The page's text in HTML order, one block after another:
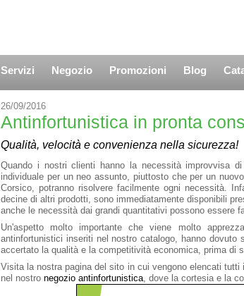
Servizi Negozio Promozioni Blog
26/09/2016
Antinfortunistica in pronta
Qualità, velocità e convenienza nella sicurezza!
Quando i nostri clienti hanno la necessità improvvisa
individuale per un neo assunto, piuttosto che per un
Corsico, potranno risolvere facilmente ogni necessità.
decine di altri prodotti, sono immediatamente disponibili
anche le necessità dai grandi quantitativi possono essere
Un'aspetto molto importante che viene molto
antinfortunistici inseriti nel nostro catalogo, hanno
accertato la qualità e la competitività economica, prima di
Visita la nostra pagina del sito in cui vengono elencati
nel nostro negozio antinfortunistica, dove la cortesia e la